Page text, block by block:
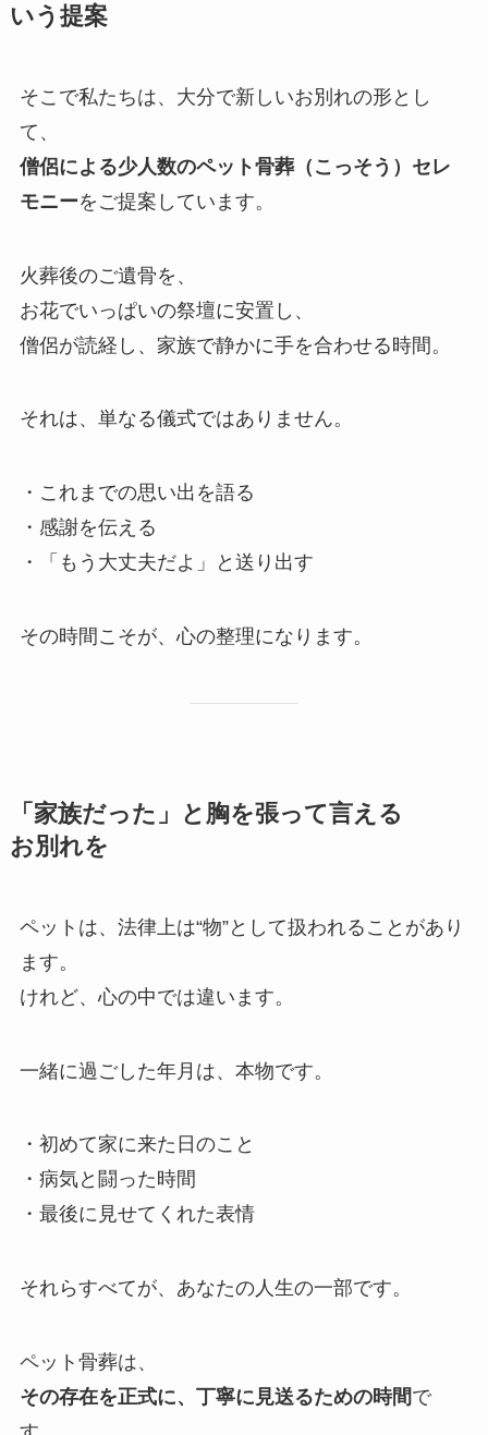
いう​提案
そこで私たちは、大分で新しいお別れの形とし
て、
僧侶による少人数のペット骨葬（こっそう）セレ
モニーをご提案しています。
火葬後のご遺骨を、
お花でいっぱいの祭壇に安置し、
僧侶が読経し、家族で静かに手を合わせる時間。
それは、単なる儀式ではありません。
・これまでの思い出を語る
・感謝を伝える
・「もう大丈夫だよ」と送り出す
その時間こそが、心の整理になります。
「家族だった」と​胸を​張って​言える​
お別れを
ペットは、法律上は“物”として扱われることがあり
ます。
けれど、心の中では違います。
一緒に過ごした年月は、本物です。
・初めて家に来た日のこと
・病気と闘った時間
・最後に見せてくれた表情
それらすべてが、あなたの人生の一部です。
ペット骨葬は、
その存在を正式に、丁寧に見送るための時間で